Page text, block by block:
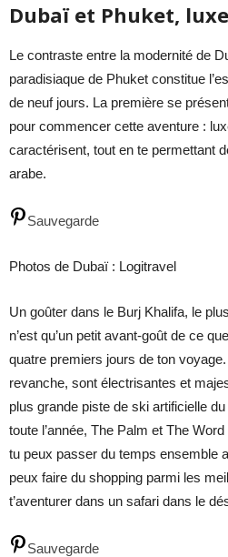
Dubaï et Phuket,
Le contraste entre la modernité de
paradisiaque de Phuket constitue
de neuf jours. La première se
pour commencer cette aventure :
caractérisent, tout en te permettant
arabe.
Sauvegarde
Photos de Dubaï : Logitravel
Un goûter dans le Burj Khalifa, le
n’est qu’un petit avant-goût de ce
quatre premiers jours de ton
revanche, sont électrisantes et
plus grande piste de ski artificielle
toute l’année, The Palm et The
tu peux passer du temps ensemble
peux faire du shopping parmi les
t’aventurer dans un safari dans le
Sauvegarde